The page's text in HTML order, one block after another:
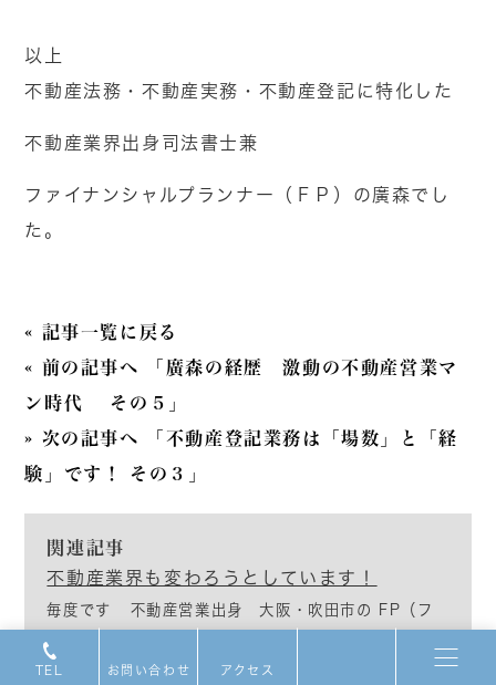
TEL お問い合わせ アクセス
以上
不動産法務・不動産実務・不動産登記に特化した
不動産業界出身司法書士兼
ファイナンシャルプランナー（ＦＰ）の廣森でし
た。
« 記事一覧に戻る
« 前の記事へ 「廣森の経歴 激動の不動産営業マ
ン時代 その５」
» 次の記事へ 「不動産登記業務は「場数」と「経
験」です！ その３」
関連記事
不動産業界も変わろうとしています！
毎度です 不動産営業出身 大阪・吹田市の FP（フ
ァイナンシャルプランナー）兼 司法書士 廣森良平で
す。 本日は、私が毎週購読している 住宅新報６